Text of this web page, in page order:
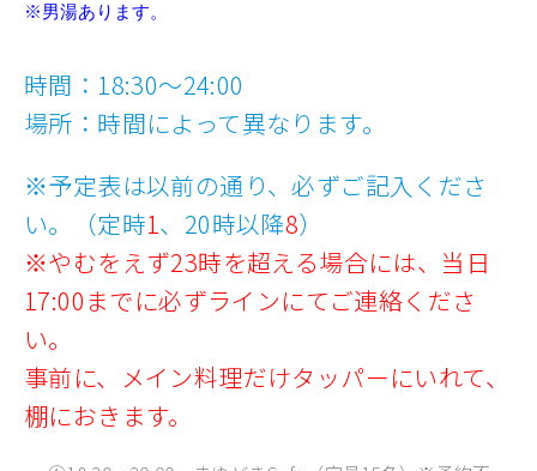
※男湯あります。
時間：18:30～24:00
場所：時間によって異なります。
※予定表は以前の通り、必ずご記入くださ
い。（定時1、20時以降8）
※やむをえず23時を超える場合には、当日
17:00までに必ずラインにてご連絡くださ
い。
事前に、メイン料理だけタッパーにいれて、
棚におきます。